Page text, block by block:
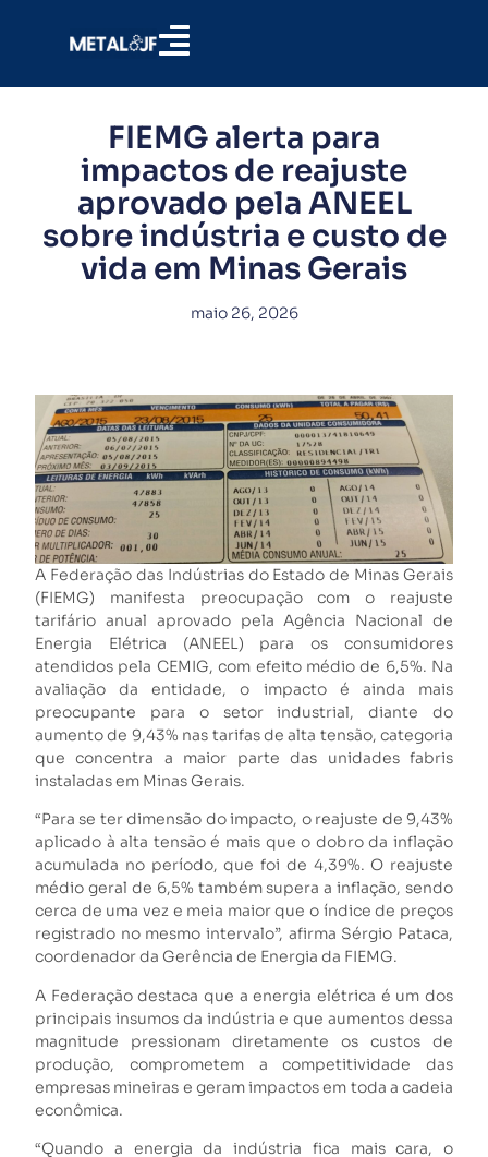
FIEMG alerta para
impactos de reajuste
aprovado pela ANEEL
sobre indústria e custo de
vida em Minas Gerais
maio 26, 2026
A Federação das Indústrias do Estado de Minas Gerais
(FIEMG) manifesta preocupação com o reajuste
tarifário anual aprovado pela Agência Nacional de
Energia Elétrica (ANEEL) para os consumidores
atendidos pela CEMIG, com efeito médio de 6,5%. Na
avaliação da entidade, o impacto é ainda mais
preocupante para o setor industrial, diante do
aumento de 9,43% nas tarifas de alta tensão, categoria
que concentra a maior parte das unidades fabris
instaladas em Minas Gerais.
“Para se ter dimensão do impacto, o reajuste de 9,43%
aplicado à alta tensão é mais que o dobro da inflação
acumulada no período, que foi de 4,39%. O reajuste
médio geral de 6,5% também supera a inflação, sendo
cerca de uma vez e meia maior que o índice de preços
registrado no mesmo intervalo”, afirma Sérgio Pataca,
coordenador da Gerência de Energia da FIEMG.
A Federação destaca que a energia elétrica é um dos
principais insumos da indústria e que aumentos dessa
magnitude pressionam diretamente os custos de
produção, comprometem a competitividade das
empresas mineiras e geram impactos em toda a cadeia
econômica.
“Quando a energia da indústria fica mais cara, o